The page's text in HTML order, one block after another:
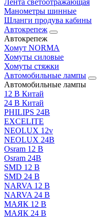
Лента светоотражающая
Манометры шинные
Шланги продува кабины
Автокрепеж
Автокрепеж
Хомут NORMA
Хомуты силовые
Хомуты стяжки
Автомобильные лампы
Автомобильные лампы
12 В Китай
24 В Китай
PHILIPS 24В
EXCELITE
NEOLUX 12v
NEOLUX 24В
Osram 12 В
Osram 24В
SMD 12 В
SMD 24 В
NARVA 12 В
NARVA 24 В
МАЯК 12 В
МАЯК 24 В